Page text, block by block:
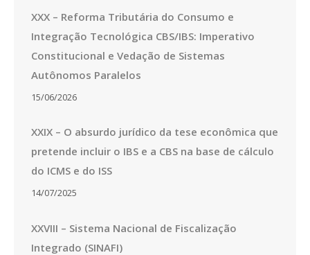
XXX – Reforma Tributária do Consumo e
Integração Tecnológica CBS/IBS: Imperativo
Constitucional e Vedação de Sistemas
Autônomos Paralelos
15/06/2026
XXIX – O absurdo jurídico da tese econômica que
pretende incluir o IBS e a CBS na base de cálculo
do ICMS e do ISS
14/07/2025
XXVIII – Sistema Nacional de Fiscalização
Integrado (SINAFI)